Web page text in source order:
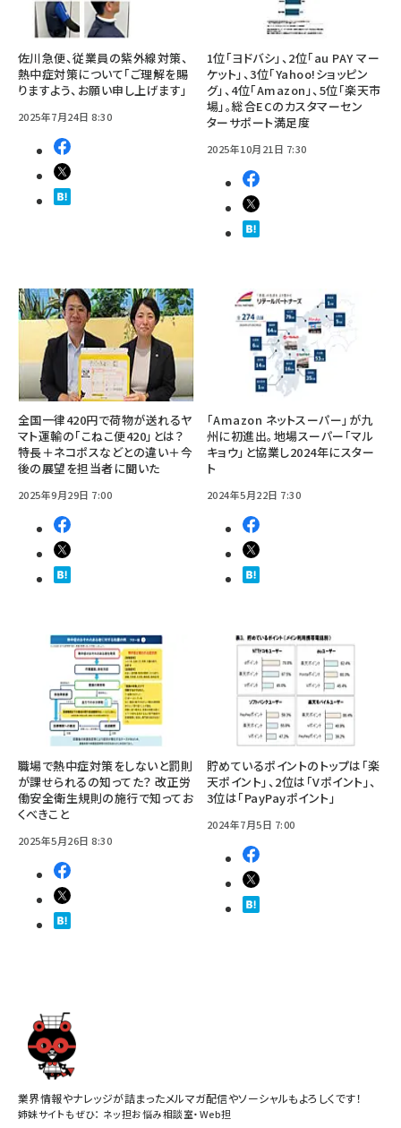
佐川急便、従業員の紫外線対策、
熱中症対策について「ご理解を賜
りますよう、お願い申し上げます」
2025年7月24日 8:30
1位「ヨドバシ」、2位「au PAY マー
ケット」、3位「Yahoo!ショッピン
グ」、4位「Amazon」、5位「楽天市
場」。総合ECのカスタマーセン
ターサポート満足度
2025年10月21日 7:30
全国一律420円で荷物が送れるヤ
マト運輸の「こねこ便420」とは？
特長＋ネコポスなどとの違い＋今
後の展望を担当者に聞いた
2025年9月29日 7:00
「Amazon ネットスーパー」が九
州に初進出。地場スーパー「マル
キョウ」と協業し2024年にスター
ト
2024年5月22日 7:30
職場で熱中症対策をしないと罰則
が課せられるの知ってた？ 改正労
働安全衛生規則の施行で知ってお
くべきこと
2025年5月26日 8:30
貯めているポイントのトップは「楽
天ポイント」、2位は「Vポイント」、
3位は「PayPayポイント」
2024年7月5日 7:00
業界情報やナレッジが詰まったメルマガ配信やソーシャルもよろしくです！
姉妹サイトもぜひ： ネッ担お悩み相談室・Web担